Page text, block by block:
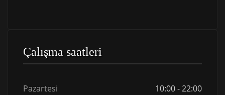
Çalışma saatleri
Pazartesi
10:00 - 22:00